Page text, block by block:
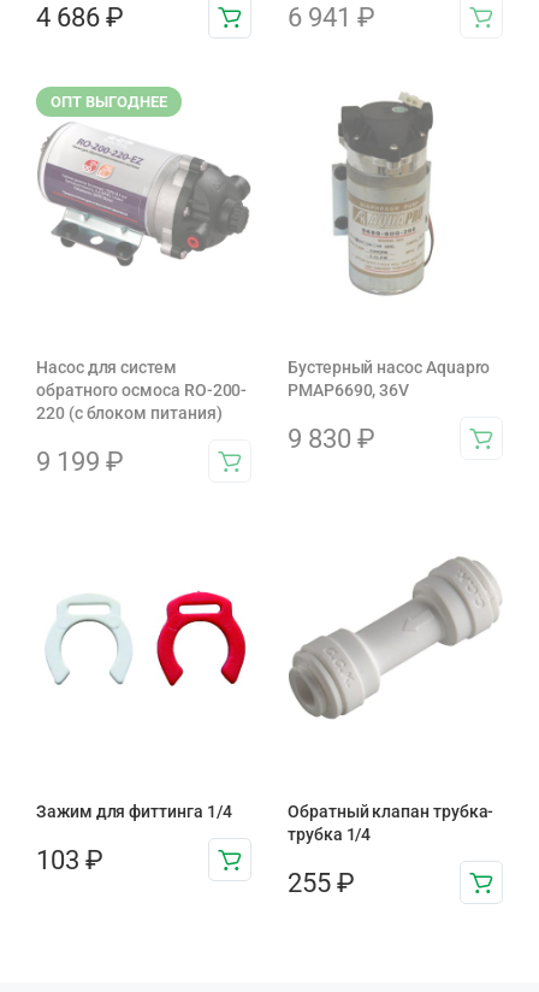
4 686 ₽ 6 941 ₽
ОПТ ВЫГОДНЕЕ
Насос для систем
обратного осмоса RO-200-
220 (с блоком питания)
9 199 ₽
Бустерный насос Aquapro
PMAP6690, 36V
9 830 ₽
Зажим для фиттинга 1/4
103 ₽
Обратный клапан трубка-
трубка 1/4
255 ₽